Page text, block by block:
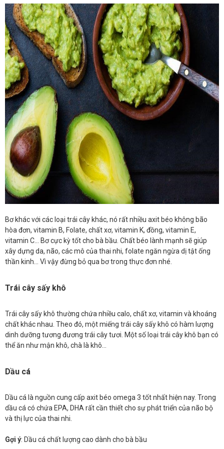
Bơ khác với các loại trái cây khác, nó rất nhiều axit béo không bão
hòa đơn, vitamin B, Folate, chất xơ, vitamin K, đồng, vitamin E,
vitamin C… Bơ cực kỳ tốt cho bà bầu. Chất béo lành mạnh sẽ giúp
xây dựng da, não, các mô của thai nhi, folate ngăn ngừa dị tật ống
thần kinh… Vì vậy đừng bỏ qua bơ trong thực đơn nhé.
Trái cây sấy khô
Trái cây sấy khô thường chứa nhiều calo, chất xơ, vitamin và khoáng
chất khác nhau. Theo đó, một miếng trái cây sấy khô có hàm lượng
dinh dưỡng tương đương trái cây tươi. Một số loại trái cây khô bạn có
thể ăn như mận khô, chà là khô…
Dầu cá
Dầu cá là nguồn cung cấp axit béo omega 3 tốt nhất hiện nay. Trong
dầu cá có chứa EPA, DHA rất cần thiết cho sự phát triển của não bộ
và thị lực của thai nhi.
Gợi ý: Dầu cá chất lượng cao dành cho bà bầu